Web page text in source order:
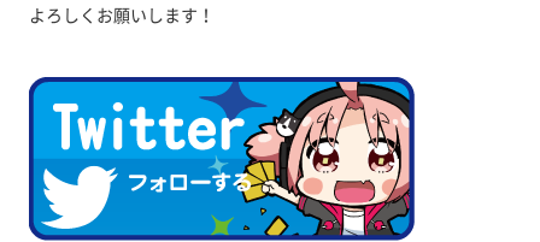
よろしくお願いします！